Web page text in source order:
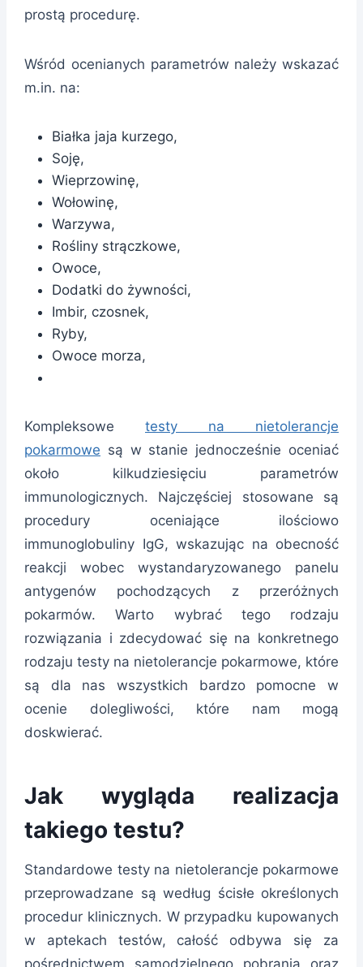
prostą procedurę.
Wśród ocenianych parametrów należy wskazać
m.in. na:
Białka jaja kurzego,
Soję,
Wieprzowinę,
Wołowinę,
Warzywa,
Rośliny strączkowe,
Owoce,
Dodatki do żywności,
Imbir, czosnek,
Ryby,
Owoce morza,
Kompleksowe testy na nietolerancje
pokarmowe są w stanie jednocześnie oceniać
około kilkudziesięciu parametrów
immunologicznych. Najczęściej stosowane są
procedury oceniające ilościowo
immunoglobuliny IgG, wskazując na obecność
reakcji wobec wystandaryzowanego panelu
antygenów pochodzących z przeróżnych
pokarmów. Warto wybrać tego rodzaju
rozwiązania i zdecydować się na konkretnego
rodzaju testy na nietolerancje pokarmowe, które
są dla nas wszystkich bardzo pomocne w
ocenie dolegliwości, które nam mogą
doskwierać.
Jak wygląda realizacja
takiego testu?
Standardowe testy na nietolerancje pokarmowe
przeprowadzane są według ścisłe określonych
procedur klinicznych. W przypadku kupowanych
w aptekach testów, całość odbywa się za
pośrednictwem samodzielnego pobrania oraz